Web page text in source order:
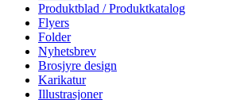
Produktblad / Produktkatalog
Flyers
Folder
Nyhetsbrev
Brosjyre design
Karikatur
Illustrasjoner